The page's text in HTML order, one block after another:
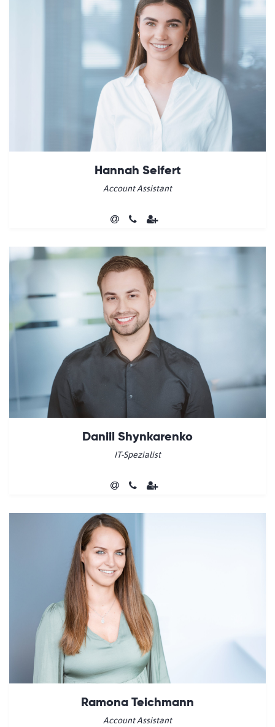
Hannah Seifert
Account Assistant
Daniil Shynkarenko
IT-Spezialist
Ramona Teichmann
Account Assistant